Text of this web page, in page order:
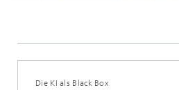
Die KI als Black Box